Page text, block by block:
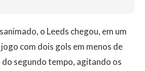
o Leeds chegou, em um
com dois gols em menos de
segundo tempo, agitando os